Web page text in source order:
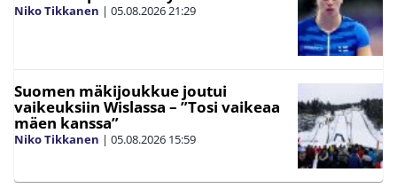
Niko Tikkanen | 05.08.202621:29
Suomen mäkijoukkue joutui
vaikeuksiin Wislassa – ”Tosi vaikeaa
mäen kanssa”
Niko Tikkanen | 05.08.2026 15:59